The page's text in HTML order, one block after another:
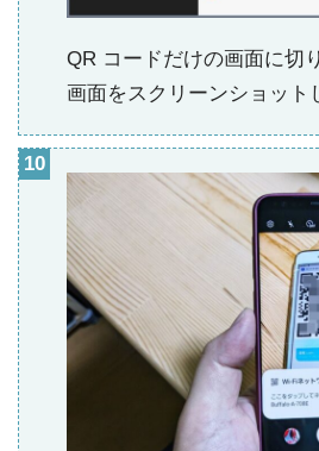
QR コードだけの画面に切
画面をスクリーンショット